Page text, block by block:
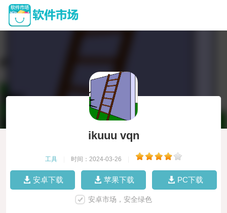
ikuuu vqn
工具 时间：2024-03-26
安卓下载 苹果下载 PC下载
安卓市场，安全绿色